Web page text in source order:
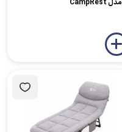
مدل CampRest